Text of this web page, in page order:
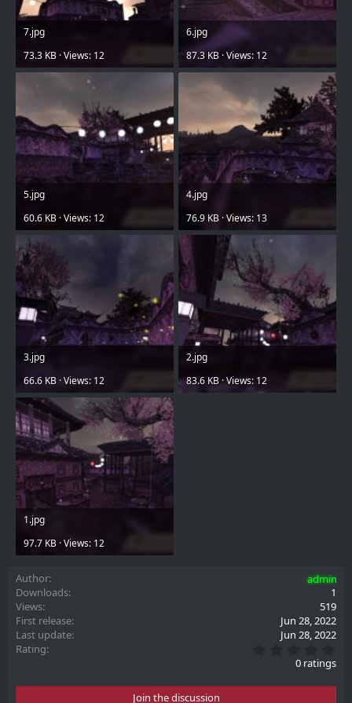
7.jpg
73.3 KB · Views: 12
6.jpg
87.3 KB · Views: 12
5.jpg
60.6 KB · Views: 12
4.jpg
76.9 KB · Views: 13
3.jpg
66.6 KB · Views: 12
2.jpg
83.6 KB · Views: 12
1.jpg
97.7 KB · Views: 12
Author
admin
Downloads
1
Views
519
First release
Jun 28, 2022
Last update
Jun 28, 2022
Rating
.
0
0 ratings
Join the discussion